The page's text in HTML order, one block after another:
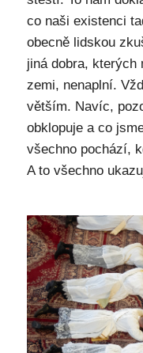
co naši existenci
obecně lidskou
jiná dobra, kterých
zemi, nenaplní.
větším. Navíc,
obklopuje a co
všechno pochází,
A to všechno